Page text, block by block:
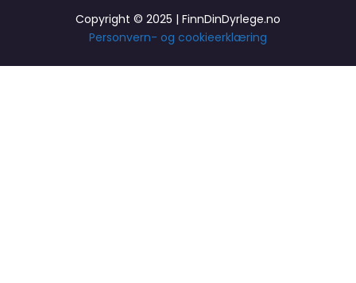
Copyright © 2025 | FinnDinDyrlege.no
Personvern- og cookieerklæring